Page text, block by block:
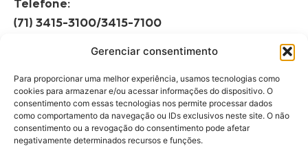
Gerenciar consentimento
Para proporcionar uma melhor experiência, usamos tecnologias como
cookies para armazenar e/ou acessar informações do dispositivo. O
consentimento com essas tecnologias nos permite processar dados
como comportamento da navegação ou IDs exclusivos neste site. O não
consentimento ou a revogação do consentimento pode afetar
negativamente determinados recursos e funções.
Telefone:
(71) 3415-3100/3415-7100
Horário de Funcionamento:
08h às 12h | 13h às 17h